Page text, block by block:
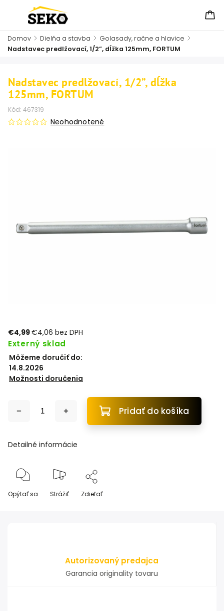
Domov / Dielňa a stavba / Golasady, račne a hlavice /
Nadstavec predlžovací, 1/2”, dĺžka 125mm, FORTUM
Nadstavec predlžovací, 1/2”, dĺžka
125mm, FORTUM
Kód: 467319
Neohodnotené
€4,99€4,06 bez DPH
Externý sklad
Môžeme doručiť do:
14.8.2026
Možnosti doručenia
Pridať do košíka
Detailné informácie
Opýtať sa Strážiť Zdieľať
Autorizovaný predajca
Garancia originality tovaru